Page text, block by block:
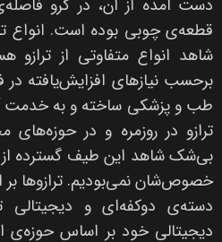
دست آمده از آن، در گرو
قطعه‌ی چوبی بوده است. انواع
شاهد انواع متفاوتی از
برحسب نیازهای افزایش‌یافته
طب و پزشکی ساخته و به خدمت
ترازو در روزمره و در
بی‌شک شاهد این طیف گسترده از
خصوص‌شان نمی‌بودیم. ترازوها
دسته‌ی دوکفه‌ای و دیجیتالی